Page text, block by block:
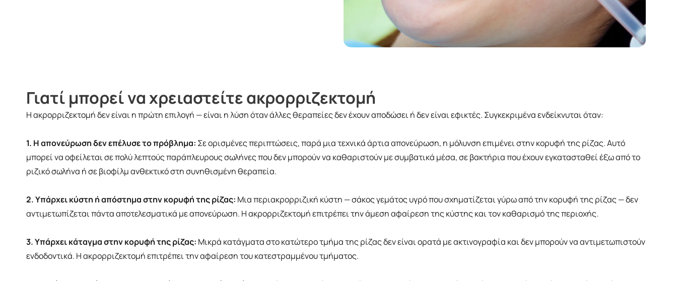
Γιατί μπορεί να χρειαστείτε ακρορριζεκτομή
Η ακρορριζεκτομή δεν είναι η πρώτη επιλογή — είναι η λύση όταν άλλες θεραπείες δεν έχουν αποδώσει ή δεν είναι εφικτές. Συγκεκριμένα ενδείκνυται όταν:
1. Η απονεύρωση δεν επέλυσε το πρόβλημα: Σε ορισμένες περιπτώσεις, παρά μια τεχνικά άρτια απονεύρωση, η μόλυνση επιμένει στην κορυφή της ρίζας. Αυτό
μπορεί να οφείλεται σε πολύ λεπτούς παράπλευρους σωλήνες που δεν μπορούν να καθαριστούν με συμβατικά μέσα, σε βακτήρια που έχουν εγκατασταθεί έξω από το
ριζικό σωλήνα ή σε βιοφίλμ ανθεκτικό στη συνηθισμένη θεραπεία.
2. Υπάρχει κύστη ή απόστημα στην κορυφή της ρίζας: Μια περιακρορριζική κύστη — σάκος γεμάτος υγρό που σχηματίζεται γύρω από την κορυφή της ρίζας — δεν
αντιμετωπίζεται πάντα αποτελεσματικά με απονεύρωση. Η ακρορριζεκτομή επιτρέπει την άμεση αφαίρεση της κύστης και τον καθαρισμό της περιοχής.
3. Υπάρχει κάταγμα στην κορυφή της ρίζας: Μικρά κατάγματα στο κατώτερο τμήμα της ρίζας δεν είναι ορατά με ακτινογραφία και δεν μπορούν να αντιμετωπιστούν
ενδοδοντικά. Η ακρορριζεκτομή επιτρέπει την αφαίρεση του κατεστραμμένου τμήματος.